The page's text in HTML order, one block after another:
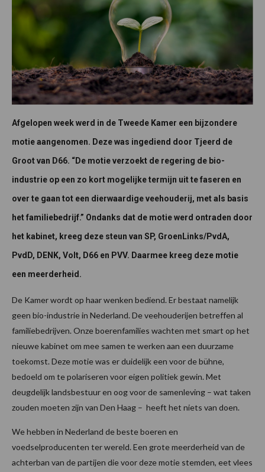
Afgelopen week werd in de Tweede Kamer een bijzondere
motie aangenomen. Deze was ingediend door Tjeerd de
Groot van D66. “De motie verzoekt de regering de bio-
industrie op een zo kort mogelijke termijn uit te faseren en
over te gaan tot een dierwaardige veehouderij, met als basis
het familiebedrijf.” Ondanks dat de motie werd ontraden door
het kabinet, kreeg deze steun van SP, GroenLinks/PvdA,
PvdD, DENK, Volt, D66 en PVV. Daarmee kreeg deze motie
een meerderheid.
De Kamer wordt op haar wenken bediend. Er bestaat namelijk
geen bio-industrie in Nederland. De veehouderijen betreffen al
familiebedrijven. Onze boerenfamilies wachten met smart op het
nieuwe kabinet om mee samen te werken aan een duurzame
toekomst. Deze motie was er duidelijk een voor de bühne,
bedoeld om te polariseren voor eigen politiek gewin. Met
deugdelijk landsbestuur en oog voor de samenleving – wat taken
zouden moeten zijn van Den Haag – heeft het niets van doen.
We hebben in Nederland de beste boeren en
voedselproducenten ter wereld. Een grote meerderheid van de
achterban van de partijen die voor deze motie stemden, eet vlees